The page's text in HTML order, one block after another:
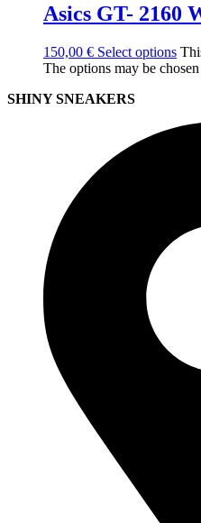
Asics GT- 2160
150,00 € Select options
The options may be
SHINY SNEAKERS